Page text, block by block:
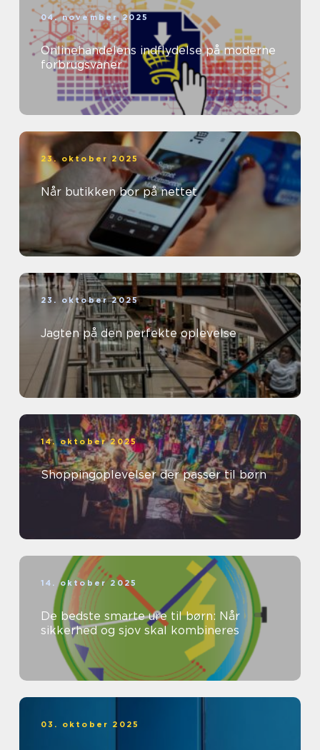
04. november 2025
Onlinehandelens indflydelse på moderne
forbrugsvaner
23. oktober 2025
Når butikken bor på nettet
23. oktober 2025
Jagten på den perfekte oplevelse
14. oktober 2025
Shoppingoplevelser der passer til børn
14. oktober 2025
De bedste smarte ure til børn: Når
sikkerhed og sjov skal kombineres
03. oktober 2025